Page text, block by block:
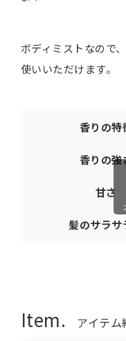
ボディミストなので
使いいただけます。
香りの特
香りの強
甘さ
髪のサラサ
Item. アイテム